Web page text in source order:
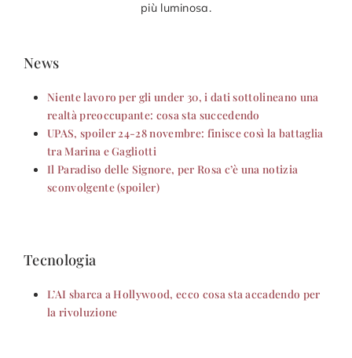
più luminosa.
News
Niente lavoro per gli under 30, i dati sottolineano una
realtà preoccupante: cosa sta succedendo
UPAS, spoiler 24-28 novembre: finisce così la battaglia
tra Marina e Gagliotti
Il Paradiso delle Signore, per Rosa c’è una notizia
sconvolgente (spoiler)
Tecnologia
L’AI sbarca a Hollywood, ecco cosa sta accadendo per
la rivoluzione